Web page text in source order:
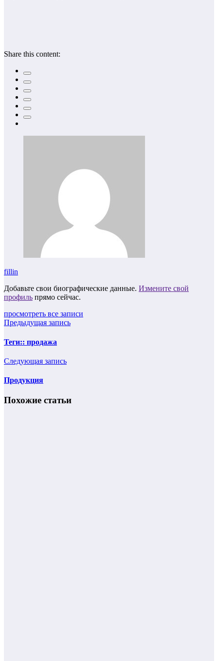
Share this content:
fillin
Добавьте свои биографические данные. Измените свой
профиль прямо сейчас.
просмотреть все записи
Предыдущая запись
Теги:: продажа
Следующая запись
Продукция
Похожие статьи